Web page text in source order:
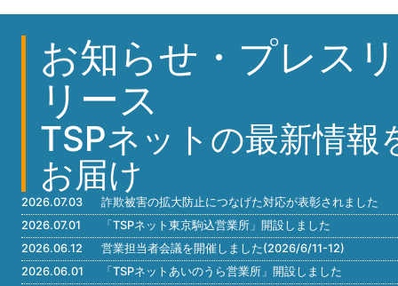
お知らせ・プレスリ
リース
TSPネットの最新情報
お届け
2026.07.03
詐欺被害の拡大防止につなげた対応が表彰されました
2026.07.01
「TSPネット東京駒込営業所」開設しました
2026.06.12
営業担当者会議を開催しました(2026/6/11-12)
2026.06.01
「TSPネットあいのうら営業所」開設しました